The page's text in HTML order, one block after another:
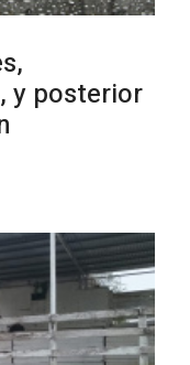
en Complejo